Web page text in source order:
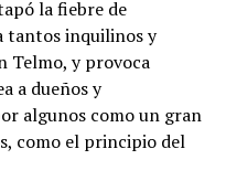
la fiebre de
tantos inquilinos y
Telmo, y provoca
a dueños y
algunos como un gran
como el principio del